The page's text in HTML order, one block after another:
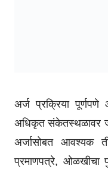
अर्ज प्रक्रिया पूर्णपणे
अधिकृत संकेतस्थळावर
अर्जासोबत आवश्यक
प्रमाणपत्रे, ओळखीचा